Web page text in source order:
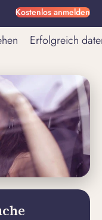
Kostenlos anmelden
Erfolgreich